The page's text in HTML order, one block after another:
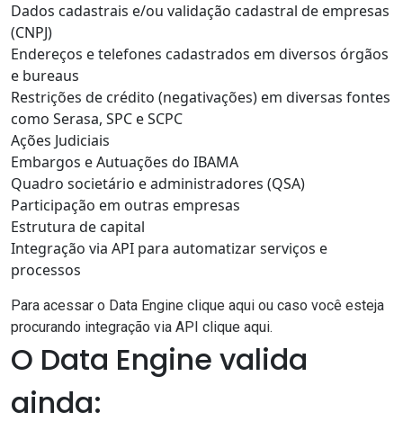
Dados cadastrais e/ou validação cadastral de empresas
(CNPJ)
Endereços e telefones cadastrados em diversos órgãos
e bureaus
Restrições de crédito (negativações) em diversas fontes
como Serasa, SPC e SCPC
Ações Judiciais
Embargos e Autuações do IBAMA
Quadro societário e administradores (QSA)
Participação em outras empresas
Estrutura de capital
Integração via API para automatizar serviços e
processos
Para acessar o Data Engine clique aqui ou caso você esteja
procurando integração via API clique aqui.
O Data Engine valida
ainda: